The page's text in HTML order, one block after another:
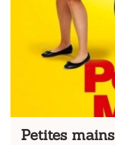
Petites mains